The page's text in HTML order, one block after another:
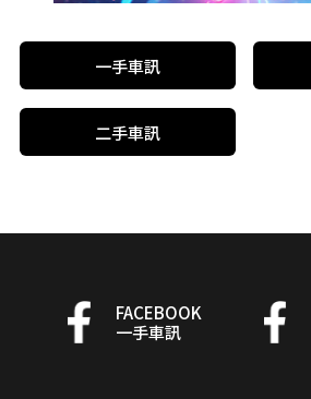
一手車訊
二手車訊
FACEBOOK
一手車訊